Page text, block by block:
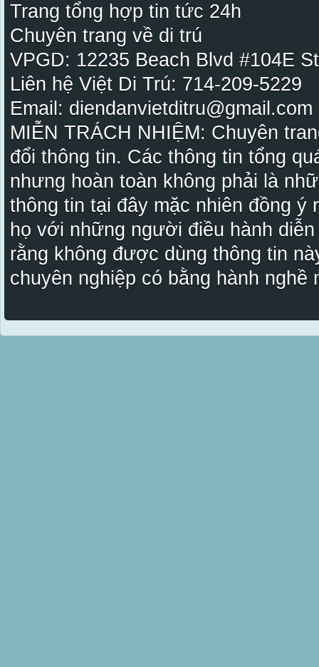
Trang tổng hợp tin tức 24h
Chuyên trang về di trú
VPGD: 12235 Beach Blvd #104E
Liên hệ Việt Di Trú: 714-209-5229
Email:
MIỄN TRÁCH NHIỆM: Chuyên
đổi thông tin. Các thông tin tổng
nhưng hoàn toàn không phải là
thông tin tại đây mặc nhiên đồng ý
họ với những người điều hành
rằng không được dùng thông tin
chuyên nghiệp có bằng hành